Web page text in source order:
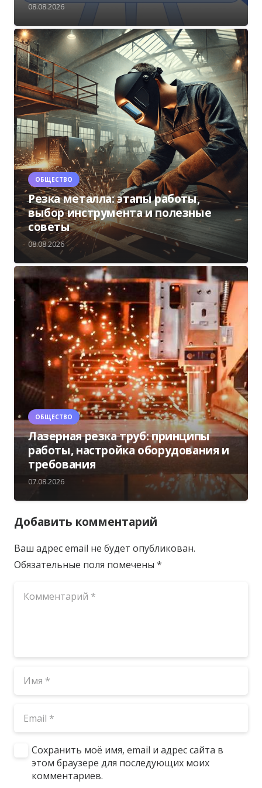
08.08.2026
ОБЩЕСТВО
Резка металла: этапы работы,
выбор инструмента и полезные
советы
08.08.2026
ОБЩЕСТВО
Лазерная резка труб: принципы
работы, настройка оборудования и
требования
07.08.2026
Добавить комментарий
Ваш адрес email не будет опубликован.
Обязательные поля помечены *
Сохранить моё имя, email и адрес сайта в
этом браузере для последующих моих
комментариев.